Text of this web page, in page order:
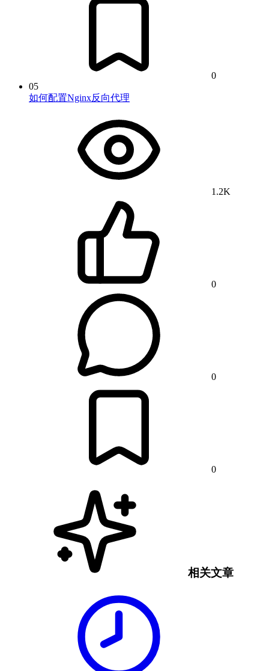
0
05
如何配置Nginx反向代理
1.2K
0
0
0
相关文章